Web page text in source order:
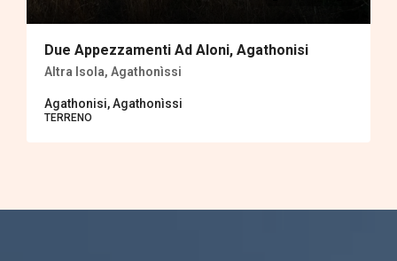
Due Appezzamenti Ad Aloni, Agathonisi
Altra Isola, Agathonìssi
Agathonisi, Agathonìssi
TERRENΟ